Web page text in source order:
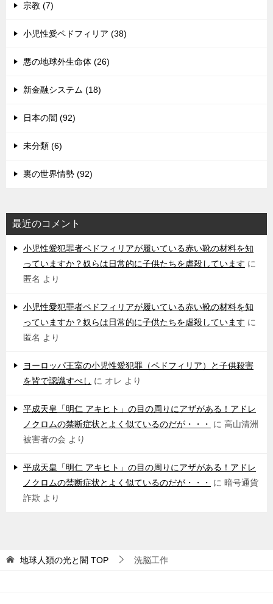
宗教 (7)
小児性愛ペドフィリア (38)
悪の地球外生命体 (26)
新金融システム (18)
日本の闇 (92)
未分類 (6)
裏の世界情勢 (92)
最近のコメント
小児性愛犯罪者ペドフィリアが履いている赤い靴の材料を知
っていますか？奴らは日常的に子供たちを虐殺しています に
匿名 より
小児性愛犯罪者ペドフィリアが履いている赤い靴の材料を知
っていますか？奴らは日常的に子供たちを虐殺しています に
匿名 より
ヨーロッパ王室の小児性愛犯罪（ペドフィリア）と子供殺害
を皆で認識すべし に オレ より
平成天皇「明仁 アキヒト」の目の周りにアザがある！アドレ
ノクロムの禁断症状とよく似ているのだが・・・
に 高山清洲
被害者の会 より
平成天皇「明仁 アキヒト」の目の周りにアザがある！アドレ
ノクロムの禁断症状とよく似ているのだが・・・
に 暗号通貨
詐欺 より
地球人類の光と闇 TOP 洗脳工作